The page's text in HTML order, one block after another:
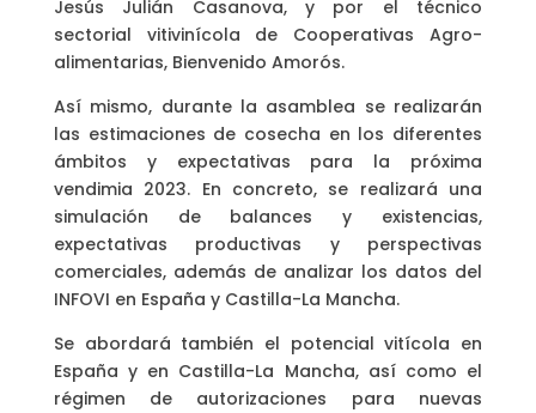
Jesús Julián Casanova, y por el técnico
sectorial vitivinícola de Cooperativas Agro-
alimentarias, Bienvenido Amorós.
Así mismo, durante la asamblea se realizarán
las estimaciones de cosecha en los diferentes
ámbitos y expectativas para la próxima
vendimia 2023. En concreto, se realizará una
simulación de balances y existencias,
expectativas productivas y perspectivas
comerciales, además de analizar los datos del
INFOVI en España y Castilla-La Mancha.
Se abordará también el potencial vitícola en
España y en Castilla-La Mancha, así como el
régimen de autorizaciones para nuevas